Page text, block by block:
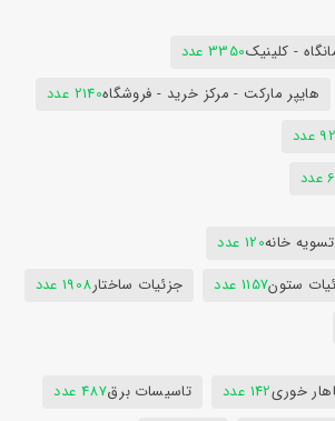
- کلینیک3350 عدد
هایپر مارکت - مرکز خرید - فروشگاه2140 عدد
خانه120 عدد
ستون1157 عدد جزئیات ساختار1908 عدد
خوری142 عدد تاسیسات برق487 عدد